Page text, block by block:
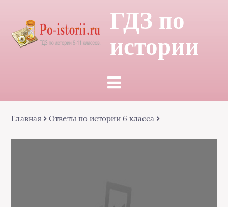
ГДЗ по
истории
Главная Ответы по истории 6 класса